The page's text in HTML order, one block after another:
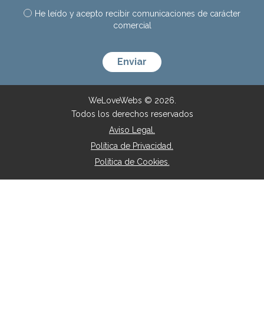
He leído y acepto recibir comunicaciones de carácter
comercial
WeLoveWebs © 2026.
Todos los derechos reservados
Aviso Legal.
Política de Privacidad.
Política de Cookies.